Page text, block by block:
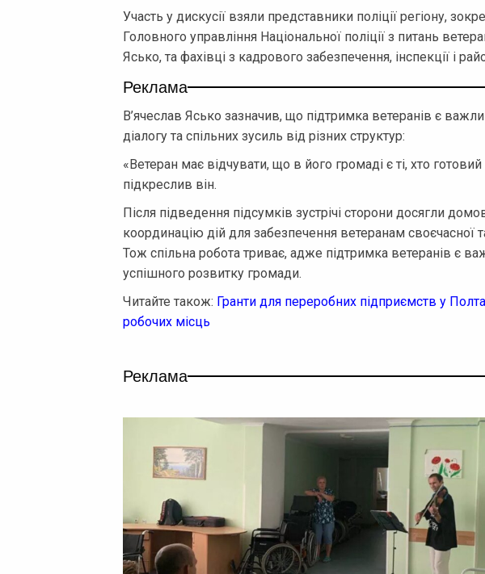
Участь у дискусії взяли представники поліції регіону,
Головного управління Національної поліції з питань
Ясько, та фахівці з кадрового забезпечення, інспекції і
Реклама
В’ячеслав Ясько зазначив, що підтримка ветеранів є
діалогу та спільних зусиль від різних структур:
«Ветеран має відчувати, що в його громаді є ті, хто
підкреслив він.
Після підведення підсумків зустрічі сторони досягли
координацію дій для забезпечення ветеранам своєчасної
Тож спільна робота триває, адже підтримка ветеранів є
успішного розвитку громади.
Читайте також: Гранти для переробних підприємств у
робочих місць
Реклама